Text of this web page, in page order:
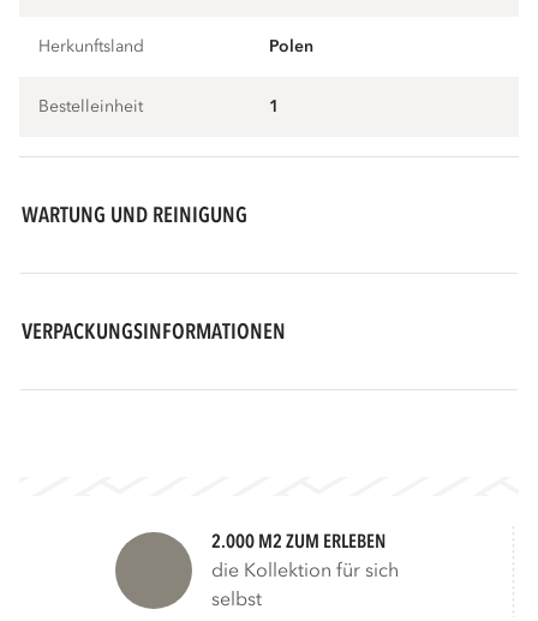
Herkunftsland Polen
Bestelleinheit 1
WARTUNG UND REINIGUNG
VERPACKUNGSINFORMATIONEN
2.000 M2 ZUM ERLEBEN
die Kollektion für sich
selbst